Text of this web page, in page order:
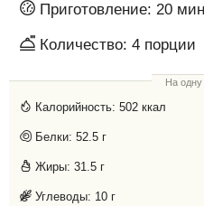
Приготовление: 20
Количество: 4 порции
На
Калорийность: 502 ккал
Белки: 52.5 г
Жиры: 31.5 г
Углеводы: 10 г